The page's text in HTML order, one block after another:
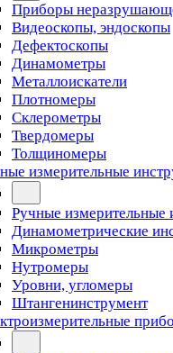
Приборы
Видеоскопы, эндоскопы
Дефектоскопы
Динамометры
Металлоискатели
Плотномеры
Склерометры
Твердомеры
Толщиномеры
измерительные
Ручные измерительные
Динамометрические
Микрометры
Нутромеры
Уровни, угломеры
Штангенинструмент